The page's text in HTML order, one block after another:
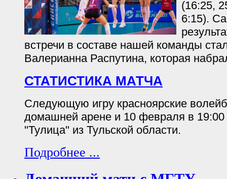
(16:25,
6:15).
встречи в составе нашей команды
Валерианна Распутина, которая
СТАТИСТИКА МАТЧА
Следующую игру красноярские
домашней арене и 10 февраля в
"Тулица" из Тульской области.
Подробнее ...